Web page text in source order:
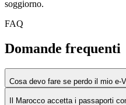
soggiorno.
FAQ
Domande frequenti
Cosa devo fare se perdo il mio e-
Il Marocco accetta i passaporti